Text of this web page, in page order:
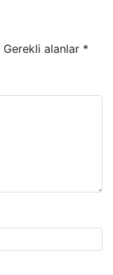
Gerekli alanlar *